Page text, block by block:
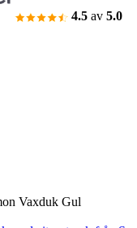
4.5 av 5.0
Vaxduk Gul